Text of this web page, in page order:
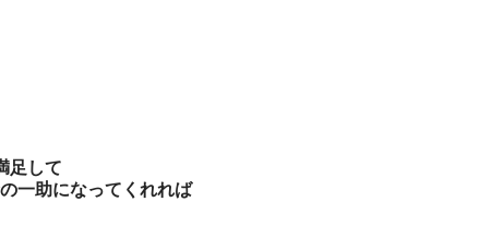
足して
一助になってくれれば